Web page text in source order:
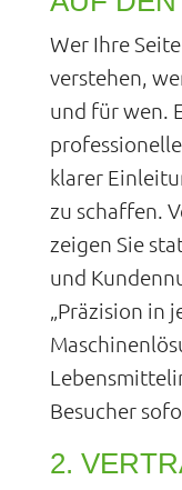
Wer Ihre
verstehen,
und für wen.
klarer
zu schaffen.
zeigen Sie
und
„Präzision in
Besucher
2.